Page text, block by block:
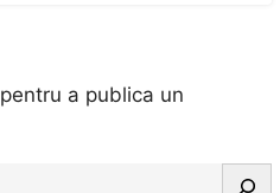
a publica un